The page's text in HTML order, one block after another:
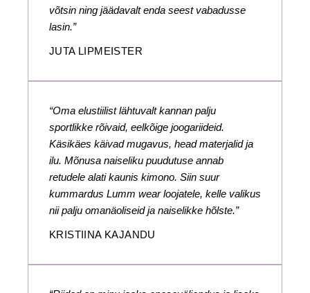
võtsin ning jäädavalt enda seest vabadusse
lasin.”
JUTA LIPMEISTER
“Oma elustiilist lähtuvalt kannan palju
sportlikke rõivaid, eelkõige joogariideid.
Käsikäes käivad mugavus, head materjalid ja
ilu. Mõnusa naiseliku puudutuse annab
retudele alati kaunis kimono. Siin suur
kummardus Lumm wear loojatele, kelle valikus
nii palju omanäoliseid ja naiselikke hõlste.”
KRISTIINA KAJANDU